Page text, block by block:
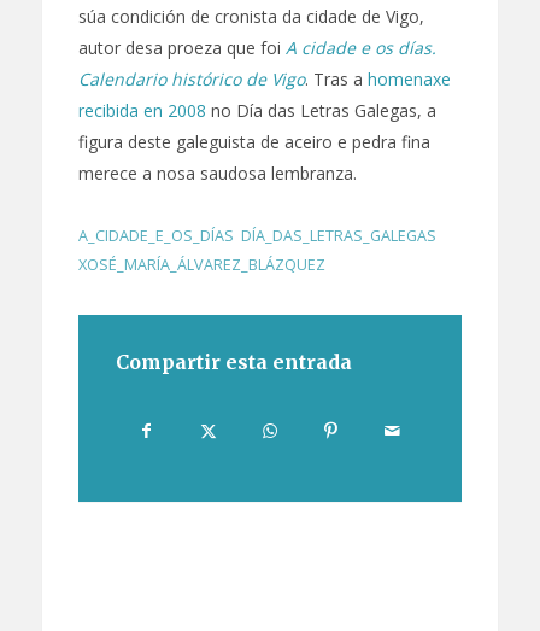
súa condición de cronista da cidade de Vigo,
autor desa proeza que foi A cidade e os días.
Calendario histórico de Vigo. Tras a homenaxe
recibida en 2008 no Día das Letras Galegas, a
figura deste galeguista de aceiro e pedra fina
merece a nosa saudosa lembranza.
A_CIDADE_E_OS_DÍAS DÍA_DAS_LETRAS_GALEGAS
XOSÉ_MARÍA_ÁLVAREZ_BLÁZQUEZ
Compartir esta entrada